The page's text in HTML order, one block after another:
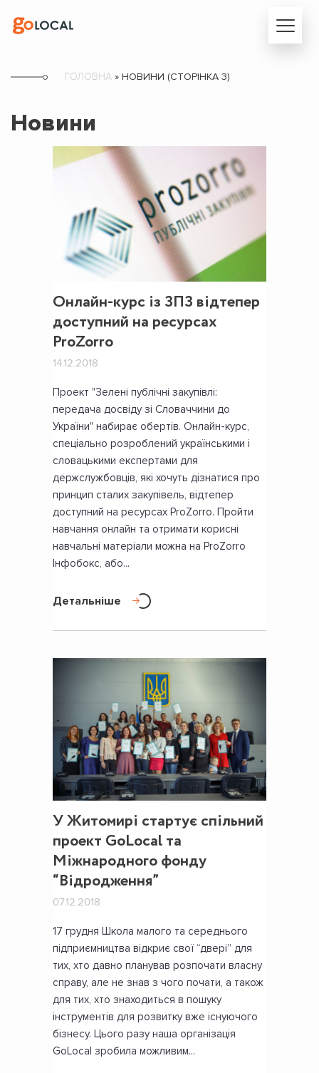
ГОЛОВНА» НОВИНИ (СТОРІНКА 3)
Новини
Онлайн-курс із ЗПЗ відтепер
доступний на ресурсах
ProZorro
14.12.2018
Проект "Зелені публічні закупівлі:
передача досвіду зі Словаччини до
України" набирає обертів. Онлайн-курс,
спеціально розроблений українськими і
словацькими експертами для
держслужбовців, які хочуть дізнатися про
принцип сталих закупівель, відтепер
доступний на ресурсах ProZorro. Пройти
навчання онлайн та отримати корисні
навчальні матеріали можна на ProZorro
Інфобокс, або...
Детальніше
У Житомирі стартує спільний
проект GoLocal та
Міжнародного фонду
“Відродження”
07.12.2018
17 грудня Школа малого та середнього
підприємництва відкриє свої “двері” для
тих, хто давно планував розпочати власну
справу, але не знав з чого почати, а також
для тих, хто знаходиться в пошуку
інструментів для розвитку вже існуючого
бізнесу. Цього разу наша організація
GoLocal зробила можливим...